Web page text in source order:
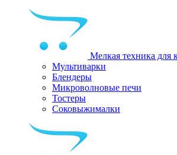
Мелкая техника для
Мультиварки
Блендеры
Микроволновые печи
Тостеры
Соковыжималки